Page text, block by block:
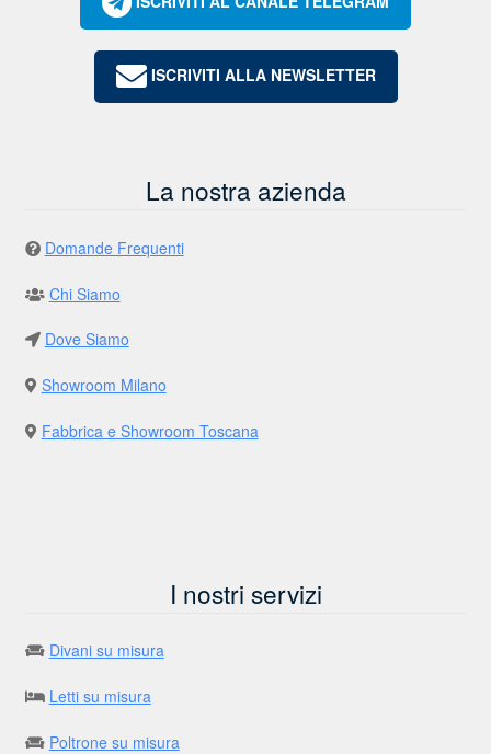
ISCRIVITI ALLA NEWSLETTER
La nostra azienda
Domande Frequenti
Chi Siamo
Dove Siamo
Showroom Milano
Fabbrica e Showroom Toscana
I nostri servizi
Divani su misura
Letti su misura
Poltrone su misura